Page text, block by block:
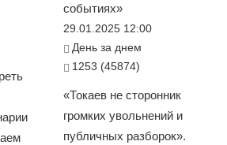
событиях»
29.01.2025 12:00
День за днем
1253 (45874)
«Токаев не сторонник
громких увольнений и
публичных разборок».